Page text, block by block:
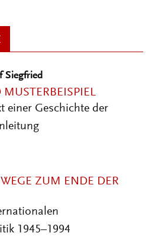
Siegfried
einer Geschichte der
ZUM ENDE DER
1945–1994